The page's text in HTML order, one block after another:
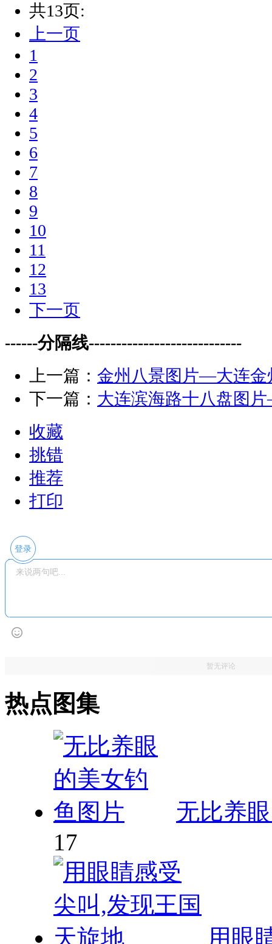
共13页:
上一页
1
2
3
4
5
6
7
8
9
10
11
12
13
下一页
------分隔线----------------------------
上一篇： 金州八景图片—大连金
下一篇： 大连滨海路十八盘图
收藏
挑错
推荐
打印
登录
暂无评论
热点图集
无比养
17
用眼